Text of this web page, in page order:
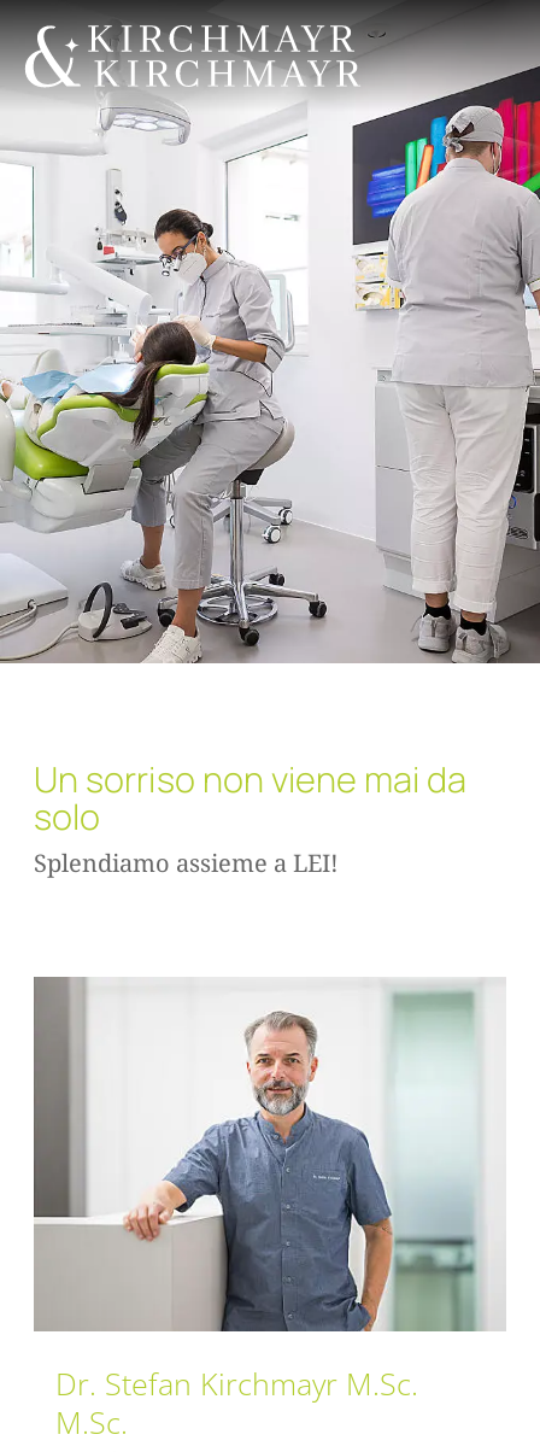
Un sorriso non viene mai da
solo
Splendiamo assieme a LEI!
Dr. Stefan Kirchmayr M.Sc.
M.Sc.